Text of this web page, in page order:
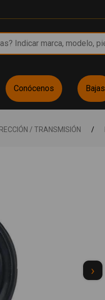
Conócenos Bajas
/ TRANSMISIÓN /
›